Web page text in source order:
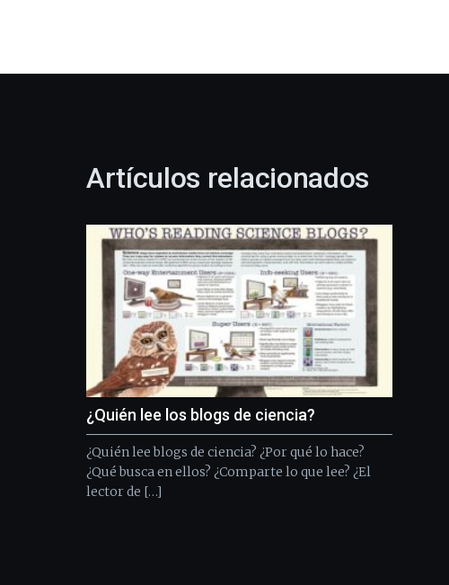
Artículos relacionados
¿Quién lee los blogs de ciencia?
¿Quién lee blogs de ciencia? ¿Por qué lo hace?
¿Qué busca en ellos? ¿Comparte lo que lee? ¿El
lector de […]